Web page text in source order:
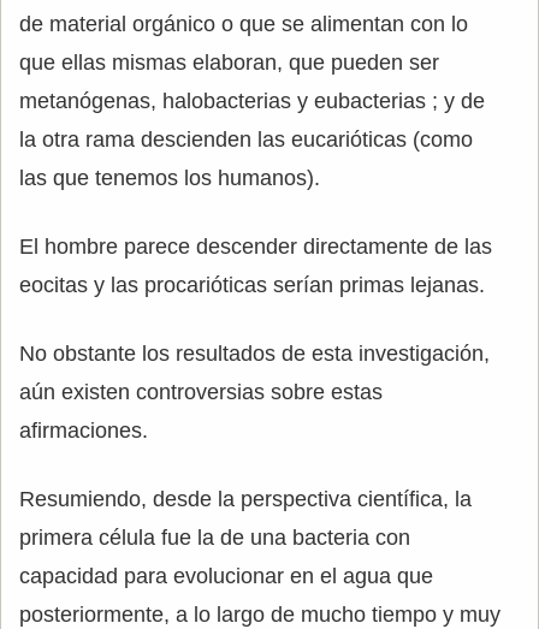
de material orgánico o que se alimentan con lo
que ellas mismas elaboran, que pueden ser
metanógenas, halobacterias y eubacterias ; y de
la otra rama descienden las eucarióticas (como
las que tenemos los humanos).
El hombre parece descender directamente de las
eocitas y las procarióticas serían primas lejanas.
No obstante los resultados de esta investigación,
aún existen controversias sobre estas
afirmaciones.
Resumiendo, desde la perspectiva científica, la
primera célula fue la de una bacteria con
capacidad para evolucionar en el agua que
posteriormente, a lo largo de mucho tiempo y muy